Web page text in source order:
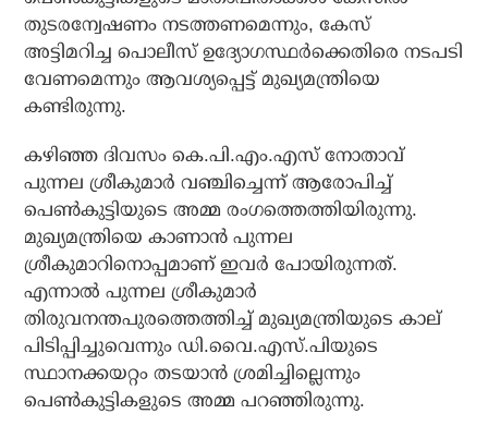
തുടരന്വേഷണം നടത്തണമെന്നും, കേസ്
അട്ടിമറിച്ച പൊലീസ് ഉദ്യോഗസ്ഥര്‍ക്കെതിരെ നടപടി
വേണമെന്നും ആവശ്യപ്പെട്ട് മുഖ്യമന്ത്രിയെ
കണ്ടിരുന്നു.
കഴിഞ്ഞ ദിവസം കെ.പി.എം.എസ് നോതാവ്
പുന്നല ശ്രീകുമാര്‍ വഞ്ചിച്ചെന്ന് ആരോപിച്ച്
പെണ്‍കുട്ടിയുടെ അമ്മ രംഗത്തെത്തിയിരുന്നു.
മുഖ്യമന്ത്രിയെ കാണാന്‍ പുന്നല
ശ്രീകുമാറിനൊപ്പമാണ് ഇവര്‍ പോയിരുന്നത്.
എന്നാല്‍ പുന്നല ശ്രീകുമാര്‍
തിരുവനന്തപുരത്തെത്തിച്ച് മുഖ്യമന്ത്രിയുടെ കാല്
പിടിപ്പിച്ചുവെന്നും ഡി.വൈ.എസ്.പിയുടെ
സ്ഥാനക്കയറ്റം തടയാന്‍ ശ്രമിച്ചില്ലെന്നും
പെണ്‍കുട്ടികളുടെ അമ്മ പറഞ്ഞിരുന്നു.